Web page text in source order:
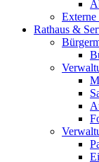
Rathaus &